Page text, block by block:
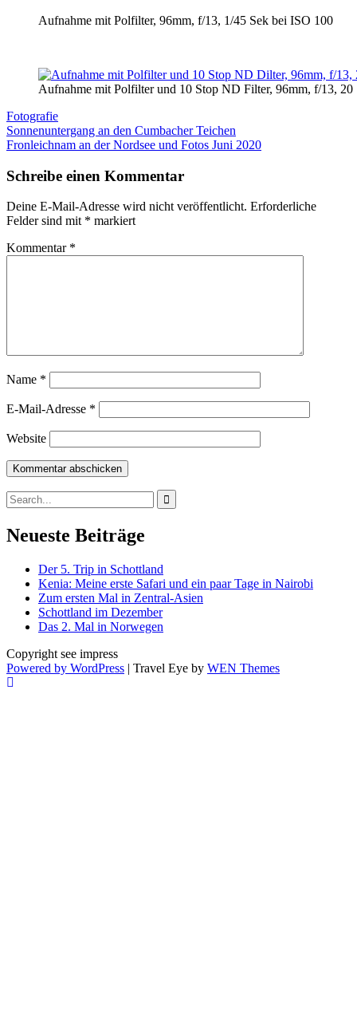
Aufnahme mit Polfilter, 96mm, f/13, 1/45 Sek bei ISO 100
Aufnahme mit Polfilter und 10 Stop ND Filter, 96mm, f/13, 20
Fotografie
Beitragsnavigation
Sonnenuntergang an den Cumbacher Teichen
Fronleichnam an der Nordsee und Fotos Juni 2020
Schreibe einen Kommentar
Deine E-Mail-Adresse wird nicht veröffentlicht. Erforderliche
Felder sind mit * markiert
Kommentar *
Name *
E-Mail-Adresse *
Website
Search
for:
Neueste Beiträge
Der 5. Trip in Schottland
Kenia: Meine erste Safari und ein paar Tage in Nairobi
Zum ersten Mal in Zentral-Asien
Schottland im Dezember
Das 2. Mal in Norwegen
Copyright see impress
Powered by WordPress | Travel Eye by WEN Themes